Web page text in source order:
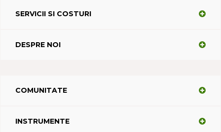
SERVICII SI COSTURI
DESPRE NOI
COMUNITATE
INSTRUMENTE